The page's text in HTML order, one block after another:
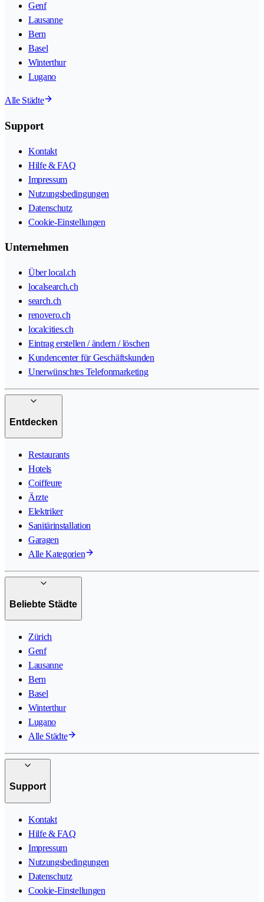
Genf
Lausanne
Bern
Basel
Winterthur
Lugano
Alle Städte
Support
Kontakt
Hilfe & FAQ
Impressum
Nutzungsbedingungen
Datenschutz
Cookie-Einstellungen
Unternehmen
Über local.ch
localsearch.ch
search.ch
renovero.ch
localcities.ch
Eintrag erstellen / ändern / löschen
Kundencenter für Geschäftskunden
Unerwünschtes Telefonmarketing
Entdecken
Restaurants
Hotels
Coiffeure
Ärzte
Elektriker
Sanitärinstallation
Garagen
Alle Kategorien
Beliebte Städte
Zürich
Genf
Lausanne
Bern
Basel
Winterthur
Lugano
Alle Städte
Support
Kontakt
Hilfe & FAQ
Impressum
Nutzungsbedingungen
Datenschutz
Cookie-Einstellungen